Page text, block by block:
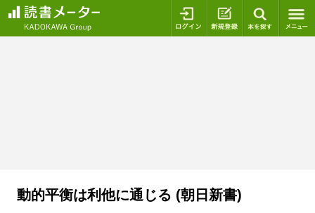
ログイン 新規登録
動的平衡は利他に通じる (朝日新書)